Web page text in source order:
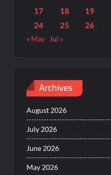
17
18 19
24
25 26
« May Jul »
Archives
August 2026
July 2026
June 2026
May 2026